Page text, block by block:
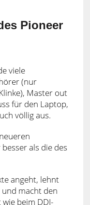
Pioneer
viele
(nur
Master out
für den Laptop,
völlig aus.
als die des
angeht, lehnt
und macht den
beim DDJ-